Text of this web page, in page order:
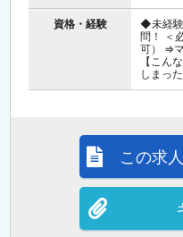
資格・経験
◆未経験
問！ ＜
可） ⇒
【こん
しまっ
この求